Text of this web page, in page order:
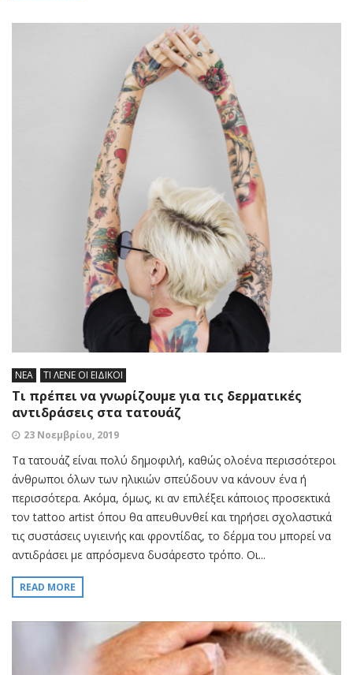
ΝΕΑ ΤΙ ΛΕΝΕ ΟΙ ΕΙΔΙΚΟΙ
Τι πρέπει να γνωρίζουμε για τις δερματικές
αντιδράσεις στα τατουάζ
23 Νοεμβρίου, 2019
Τα τατουάζ είναι πολύ δημοφιλή, καθώς ολοένα περισσότεροι
άνθρωποι όλων των ηλικιών σπεύδουν να κάνουν ένα ή
περισσότερα. Ακόμα, όμως, κι αν επιλέξει κάποιος προσεκτικά
τον tattoo artist όπου θα απευθυνθεί και τηρήσει σχολαστικά
τις συστάσεις υγιεινής και φροντίδας, το δέρμα του μπορεί να
αντιδράσει με απρόσμενα δυσάρεστο τρόπο. Οι...
READ MORE